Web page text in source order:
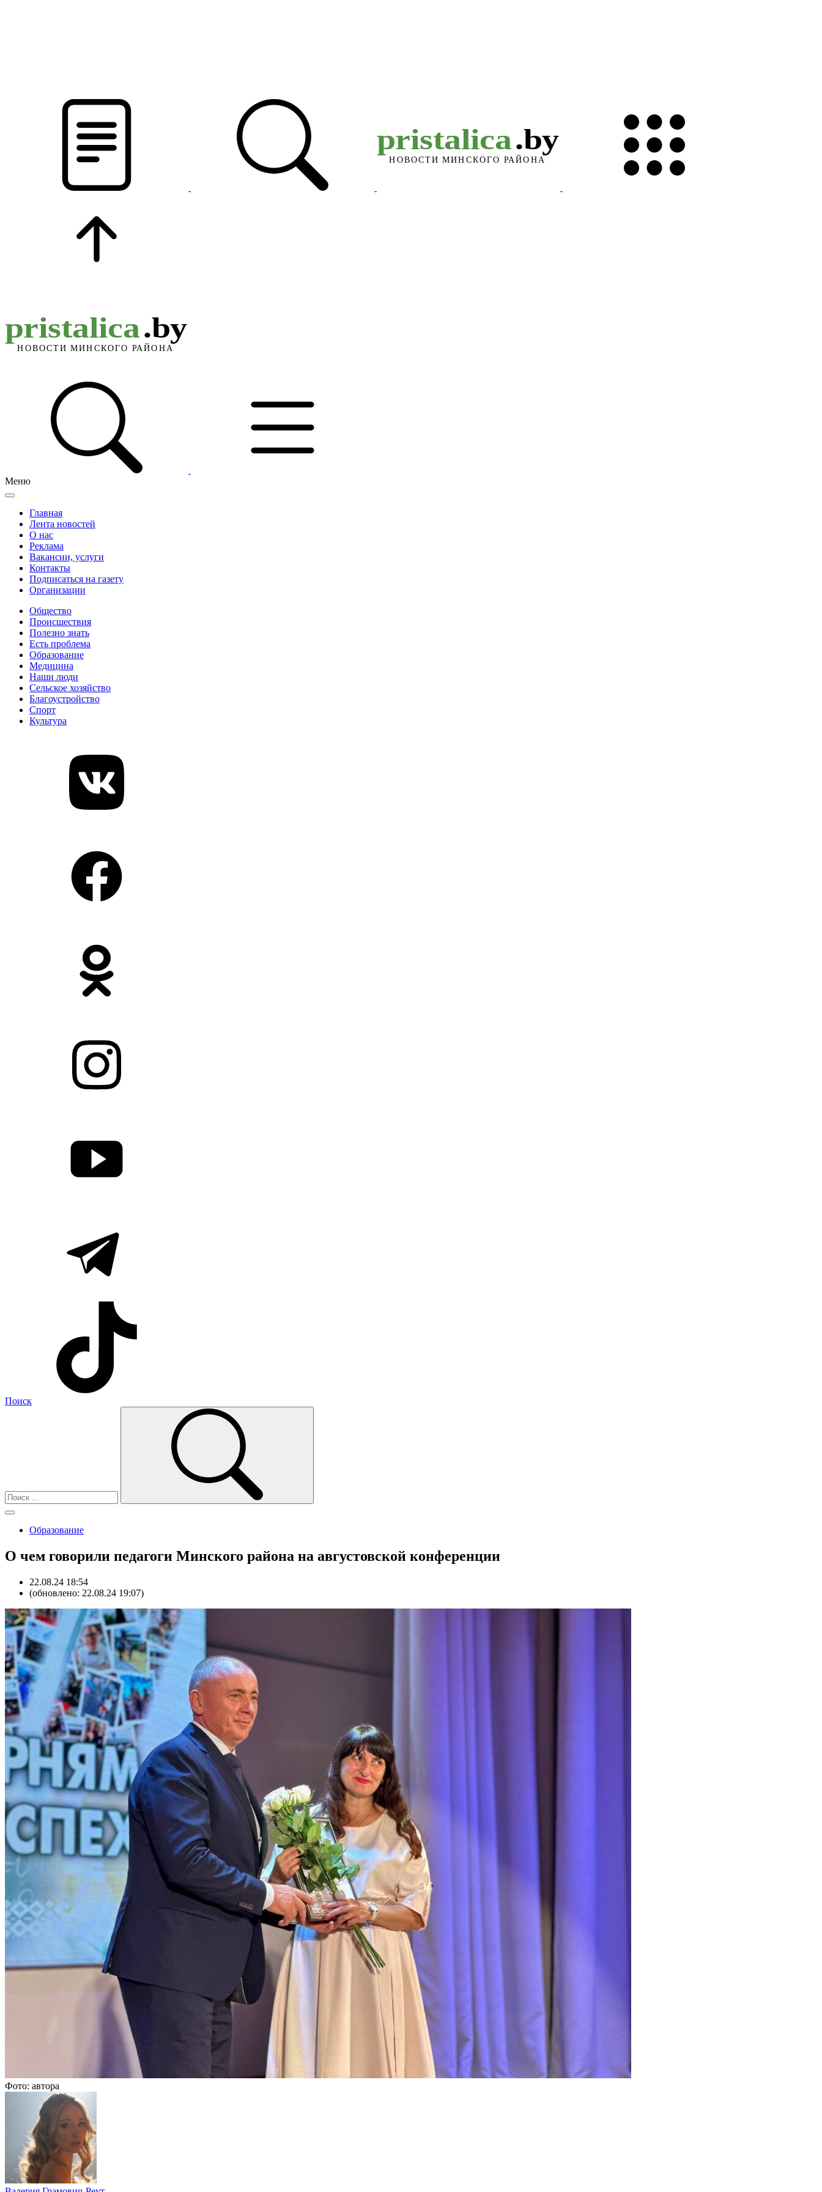
Меню
Главная
Лента новостей
О нас
Реклама
Вакансии, услуги
Контакты
Подписаться на газету
Организации
Общество
Происшествия
Полезно знать
Есть проблема
Образование
Медицина
Наши люди
Сельское хозяйство
Благоустройство
Спорт
Культура
Поиск
Образование
О чем говорили педагоги Минского района на августовской конференции
22.08.24 18:54
(обновлено: 22.08.24 19:07)
Фото: автора